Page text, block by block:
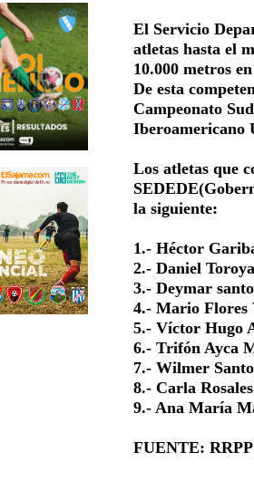
El Servicio
atletas hasta el
10.000 metros
De esta
Campeonato
Iberoamericano
Los atletas que
la siguiente:
1.- Héctor
2.- Daniel Toroya
3.- Deymar
4.- Mario Flores
5.- Víctor Hugo
6.- Trifón Ayca
7.- Wilmer
8.- Carla
9.- Ana María
FUENTE: RRPP